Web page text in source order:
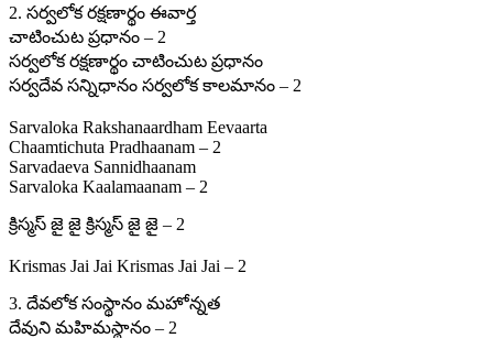
2. సర్వలోక రక్షణార్థం ఈవార్త
చాటించుట ప్రధానం – 2
సర్వలోక రక్షణార్థం చాటించుట ప్రధానం
సర్వదేవ సన్నిధానం సర్వలోక కాలమానం – 2
Sarvaloka Rakshanaardham Eevaarta
Chaamtichuta Pradhaanam – 2
Sarvadaeva Sannidhaanam
Sarvaloka Kaalamaanam – 2
క్రిస్మస్ జై జై క్రిస్మస్ జై జై – 2
Krismas Jai Jai Krismas Jai Jai – 2
3. దేవలోక సంస్థానం మహోన్నత
దేవుని మహిమస్థానం – 2